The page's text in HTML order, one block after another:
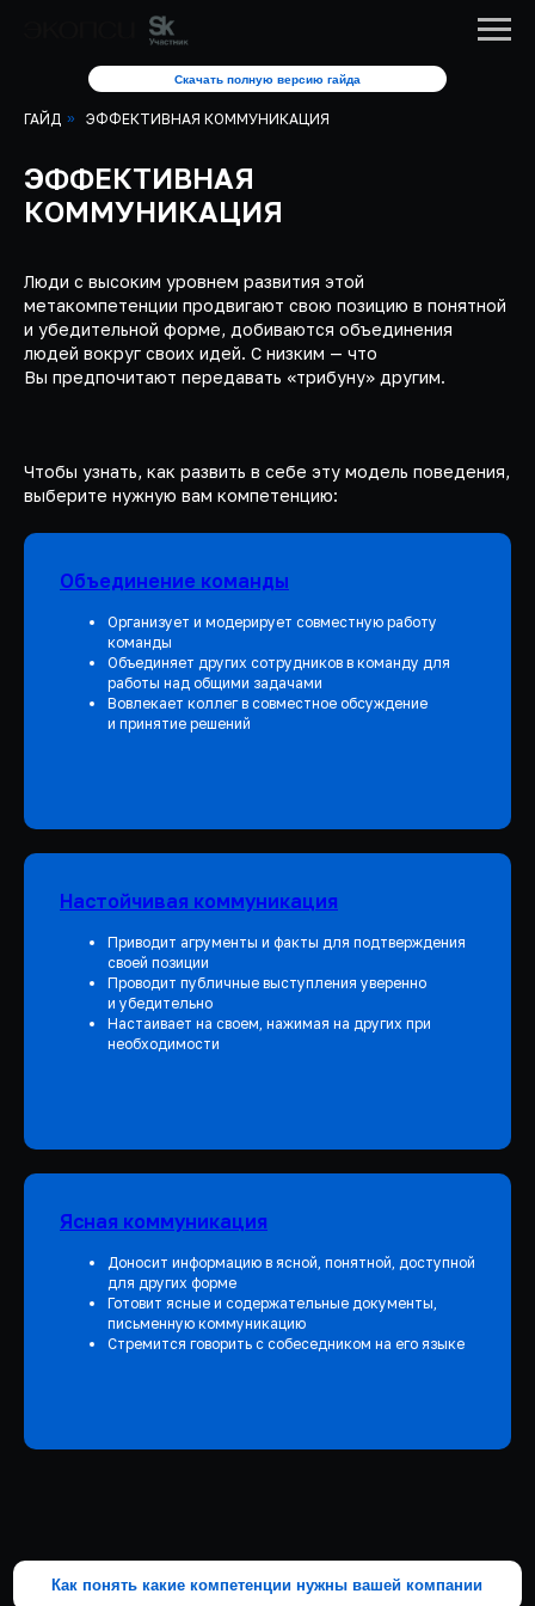
Скачать полную версию гайда
ГАЙД » ЭФФЕКТИВНАЯ КОММУНИКАЦИЯ
ЭФФЕКТИВНАЯ
КОММУНИКАЦИЯ
Люди с высоким уровнем развития этой
метакомпетенции продвигают свою позицию в понятной
и убедительной форме, добиваются объединения
людей вокруг своих идей. С низким — что
Вы предпочитают передавать «трибуну» другим.
Чтобы узнать, как развить в себе эту модель поведения,
выберите нужную вам компетенцию:
Объединение команды
Организует и модерирует совместную работу
команды
Объединяет других сотрудников в команду для
работы над общими задачами
Вовлекает коллег в совместное обсуждение
и принятие решений
Настойчивая коммуникация
Приводит агрументы и факты для подтверждения
своей позиции
Проводит публичные выступления уверенно
и убедительно
Настаивает на своем, нажимая на других при
необходимости
Ясная коммуникация
Доносит информацию в ясной, понятной, доступной
для других форме
Готовит ясные и содержательные документы,
письменную коммуникацию
Стремится говорить с собеседником на его языке
Как понять какие компетенции нужны вашей компании